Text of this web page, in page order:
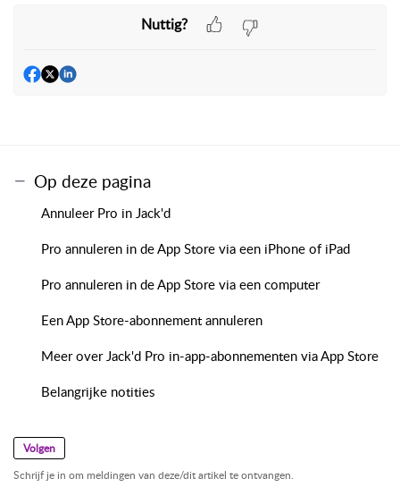
Nuttig?
Op deze pagina
Annuleer Pro in Jack'd
Pro annuleren in de App Store via een iPhone of iPad
Pro annuleren in de App Store via een computer
Een App Store-abonnement annuleren
Meer over Jack'd Pro in-app-abonnementen via App Store
Belangrijke notities
Volgen
Schrijf je in om meldingen van deze/dit artikel te ontvangen.